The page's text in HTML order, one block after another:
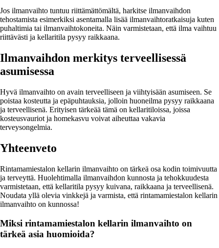
Jos ilmanvaihto tuntuu riittämättömältä, harkitse ilmanvaihdon
tehostamista esimerkiksi asentamalla lisää ilmanvaihtoratkaisuja kuten
puhaltimia tai ilmanvaihtokoneita. Näin varmistetaan, että ilma vaihtuu
riittävästi ja kellaritila pysyy raikkaana.
Ilmanvaihdon merkitys terveellisessä
asumisessa
Hyvä ilmanvaihto on avain terveelliseen ja viihtyisään asumiseen. Se
poistaa kosteutta ja epäpuhtauksia, jolloin huoneilma pysyy raikkaana
ja terveellisenä. Erityisen tärkeää tämä on kellaritiloissa, joissa
kosteusvauriot ja homekasvu voivat aiheuttaa vakavia
terveysongelmia.
Yhteenveto
Rintamamiestalon kellarin ilmanvaihto on tärkeä osa kodin toimivuutta
ja terveyttä. Huolehtimalla ilmanvaihdon kunnosta ja tehokkuudesta
varmistetaan, että kellaritila pysyy kuivana, raikkaana ja terveellisenä.
Noudata yllä olevia vinkkejä ja varmista, että rintamamiestalon kellarin
ilmanvaihto on kunnossa!
Miksi rintamamiestalon kellarin ilmanvaihto on
tärkeä asia huomioida?